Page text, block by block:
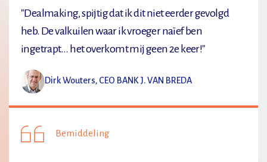
"Dealmaking, spijtig dat ik dit niet eerder gevolgd
heb. De valkuilen waar ik vroeger naïef ben
ingetrapt... het overkomt mij geen 2e keer!"
Dirk Wouters, CEO BANK J. VAN BREDA
Bemiddeling